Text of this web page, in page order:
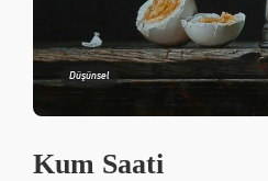
Düşünsel
Kum Saati